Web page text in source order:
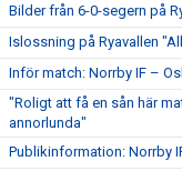
Bilder från 6-0-segern på
Islossning på Ryavallen
Inför match: Norrby IF –
"Roligt att få en sån här
annorlunda"
Publikinformation: Norrby